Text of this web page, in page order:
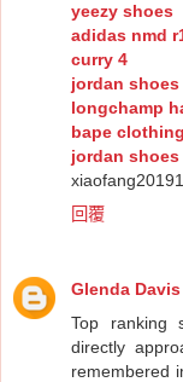
yeezy shoes
adidas nmd
curry 4
jordan shoes
longchamp
bape clothing
jordan shoes
回覆
Glenda Davis
Top ranking
directly
remembered